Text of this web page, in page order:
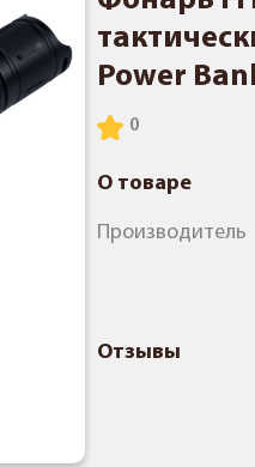
Power
О товаре
Производитель
Отзывы